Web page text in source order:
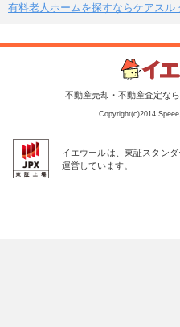
有料老人ホームを探すならケアスル
不動産売却・不動産査定な
Copyright(c)2014
イエウールは、東証スタン
運営しています。